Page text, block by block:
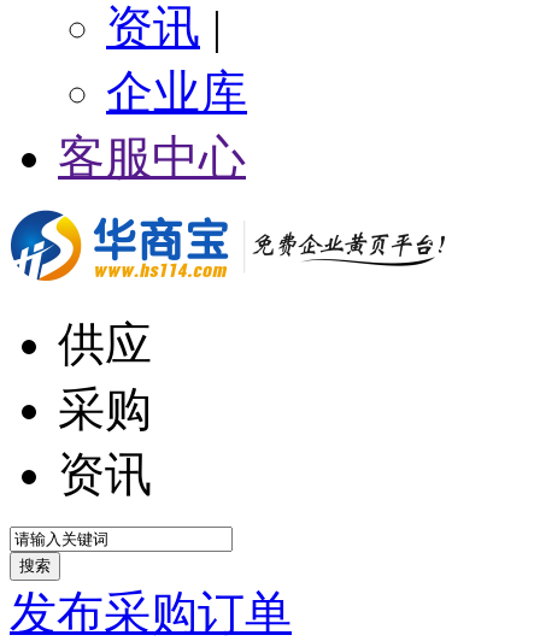
资讯 |
企业库
客服中心
供应
采购
资讯
搜索
发布采购订单